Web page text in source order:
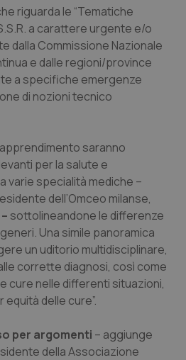
di Bolzano
di Trento
& Rettocolite Ulcerosa
neurodegenerative
riguarda le “Tematiche
a carattere urgente e/o
dalla Commissione Nazionale
e dalle regioni/province
a specifiche emergenze
di nozioni tecnico
saranno
per la salute e
varie specialità mediche –
dell’Omceo milanse,
sottolineandone le differenze
Una simile panoramica
un uditorio multidisciplinare,
corrette diagnosi, così come
cure nelle differenti situazioni,
equità delle cure”.
per argomenti – aggiunge
della Associazione